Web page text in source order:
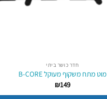
חדר כושר ביתי
מוט מתח משקוף מעוקל B-CORE
₪149